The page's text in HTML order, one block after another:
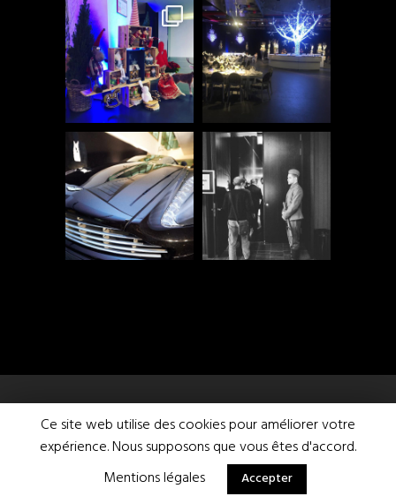
Ce site web utilise des cookies pour améliorer votre
expérience. Nous supposons que vous êtes d'accord.
Mentions légales
Accepter